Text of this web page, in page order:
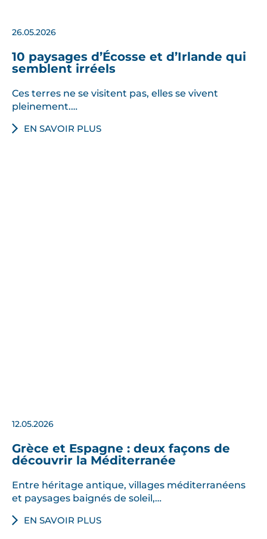
26.05.2026
10 paysages d’Écosse et d’Irlande qui
semblent irréels
Ces terres ne se visitent pas, elles se vivent
pleinement.…
EN SAVOIR PLUS
12.05.2026
Grèce et Espagne : deux façons de
découvrir la Méditerranée
Entre héritage antique, villages méditerranéens
et paysages baignés de soleil,…
EN SAVOIR PLUS